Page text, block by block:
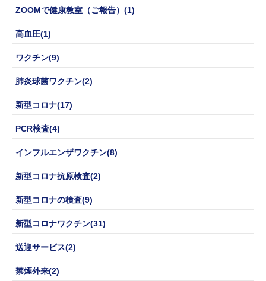
ZOOMで健康教室（ご報告）(1)
高血圧(1)
ワクチン(9)
肺炎球菌ワクチン(2)
新型コロナ(17)
PCR検査(4)
インフルエンザワクチン(8)
新型コロナ抗原検査(2)
新型コロナの検査(9)
新型コロナワクチン(31)
送迎サービス(2)
禁煙外来(2)